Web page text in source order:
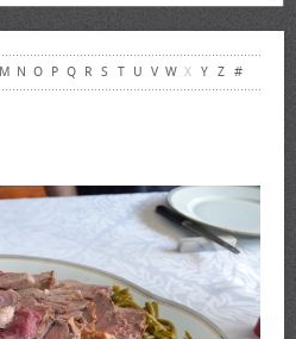
M N O P Q R S T U V W X Y Z #